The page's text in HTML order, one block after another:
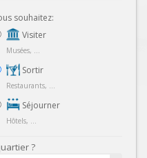
souhaitez:
Visiter
Musées, ...
Sortir
Restaurants, ...
Séjourner
Hôtels, ...
?